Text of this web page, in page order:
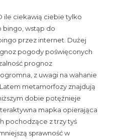
ile ciekawią ciebie tylko
bingo, wstąp do
przez internet. Dużej
pogody poświęconych
prognoz
z uwagi na wahanie
metamorfozy znajdują
dobie potężnieje
mapka opierająca
pochodzące z trzy tyś
sprawność w